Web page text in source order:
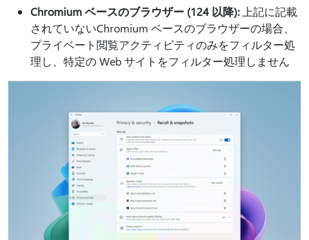
Chromium ベースのブラウザー (124 以降):上記に記載
されていないChromium ベースのブラウザーの場合、
プライベート閲覧アクティビティのみをフィルター処
理し、特定の Web サイトをフィルター処理しません